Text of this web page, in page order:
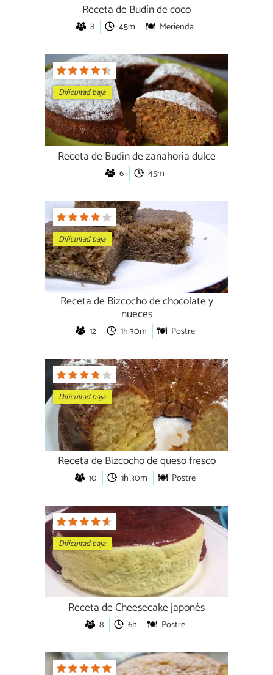
Receta de Budín de coco
8 45m Merienda
Dificultad baja
Receta de Budín de zanahoria dulce
6 45m
Dificultad baja
Receta de Bizcocho de chocolate y
nueces
12 1h 30m Postre
Dificultad baja
Receta de Bizcocho de queso fresco
10 1h 30m Postre
Dificultad baja
Receta de Cheesecake japonés
8 6h Postre